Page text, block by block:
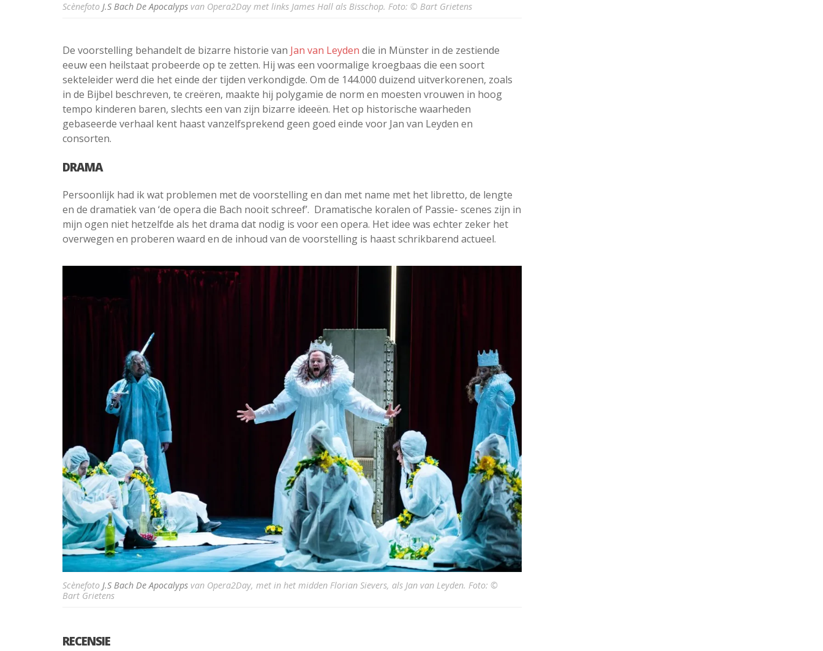
Scènefoto J.S Bach De Apocalyps van Opera2Day met links James Hall als Bisschop. Foto: © Bart Grietens
De voorstelling behandelt de bizarre historie van Jan van Leyden die in Münster in de zestiende
eeuw een heilstaat probeerde op te zetten. Hij was een voormalige kroegbaas die een soort
sekteleider werd die het einde der tijden verkondigde. Om de 144.000 duizend uitverkorenen, zoals
in de Bijbel beschreven, te creëren, maakte hij polygamie de norm en moesten vrouwen in hoog
tempo kinderen baren, slechts een van zijn bizarre ideeën. Het op historische waarheden
gebaseerde verhaal kent haast vanzelfsprekend geen goed einde voor Jan van Leyden en
consorten.
DRAMA
Persoonlijk had ik wat problemen met de voorstelling en dan met name met het libretto, de lengte
en de dramatiek van ‘de opera die Bach nooit schreef’. Dramatische koralen of Passie- scenes zijn in
mijn ogen niet hetzelfde als het drama dat nodig is voor een opera. Het idee was echter zeker het
overwegen en proberen waard en de inhoud van de voorstelling is haast schrikbarend actueel.
Scènefoto J.S Bach De Apocalyps van Opera2Day, met in het midden Florian Sievers, als Jan van Leyden. Foto: ©
Bart Grietens
RECENSIE